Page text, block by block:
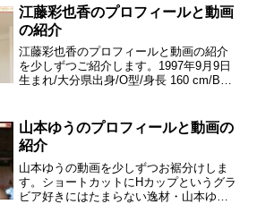
グラビアの音色を奏でる！生年月日 1990
年7月7日 出身地 福岡県北九州市 血液型
B型 身長 160 cm スリーサイズ 90 - 60 -
90 cm カップサイズ F～G
江藤彩也香のプロフィールと動画
の紹介
江藤彩也香のプロフィールと動画の紹介
を少しずつご紹介します。1997年9月9日
生まれ/大分県出身/O型/身長 160 cm/B78
ぽくなれたかな？大人な色気を放つ、透
明感のあるスレンダー美人さん。みんな
にもっと知って欲しい。
山本ゆうのプロフィールと動画の
紹介
山本ゆうの動画を少しずつお裾分けしま
す。ショートカットにHカップというグラ
ビア好きにはたまらない逸材・山本ゆう